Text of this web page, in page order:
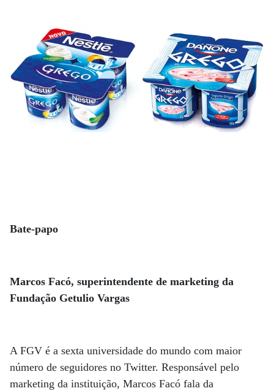
Bate-papo
Marcos Facó, superintendente de marketing da
Fundação Getulio Vargas
A FGV é a sexta universidade do mundo com maior
número de seguidores no Twitter. Responsável pelo
marketing da instituição, Marcos Facó fala da